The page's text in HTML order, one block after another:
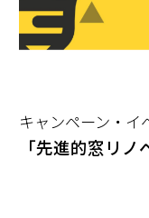
キャンペーン・イ
「先進的窓リ